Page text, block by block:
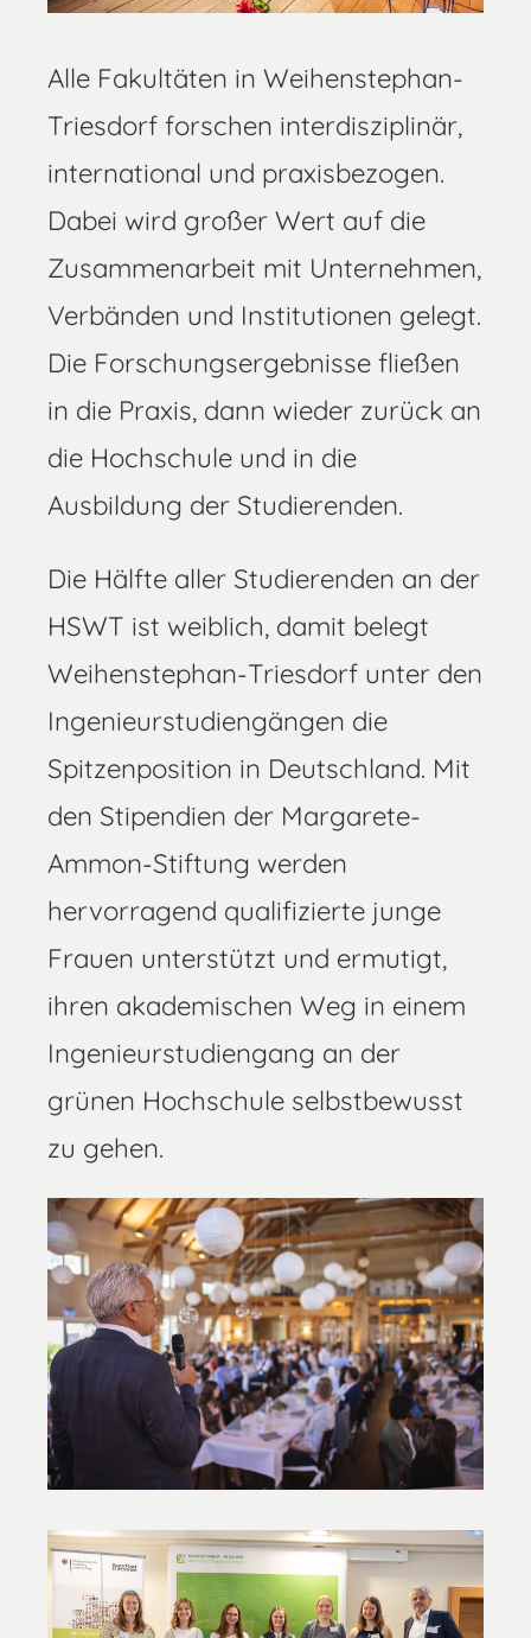
Alle Fakultäten in Weihenstephan-
Triesdorf forschen interdisziplinär,
international und praxisbezogen.
Dabei wird großer Wert auf die
Zusammenarbeit mit Unternehmen,
Verbänden und Institutionen gelegt.
Die Forschungsergebnisse fließen
in die Praxis, dann wieder zurück an
die Hochschule und in die
Ausbildung der Studierenden.
Die Hälfte aller Studierenden an der
HSWT ist weiblich, damit belegt
Weihenstephan-Triesdorf unter den
Ingenieurstudiengängen die
Spitzenposition in Deutschland. Mit
den Stipendien der Margarete-
Ammon-Stiftung werden
hervorragend qualifizierte junge
Frauen unterstützt und ermutigt,
ihren akademischen Weg in einem
Ingenieurstudiengang an der
grünen Hochschule selbstbewusst
zu gehen.